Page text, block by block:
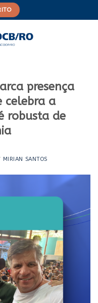
presença
celebra a
robusta de
MIRIAN SANTOS